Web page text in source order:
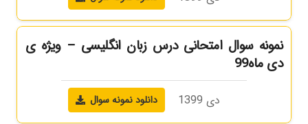
نمونه سوال امتحانی درس زبان انگلیسی – ویژه ی
دی ماه99
دی 1399 دانلود نمونه سوال